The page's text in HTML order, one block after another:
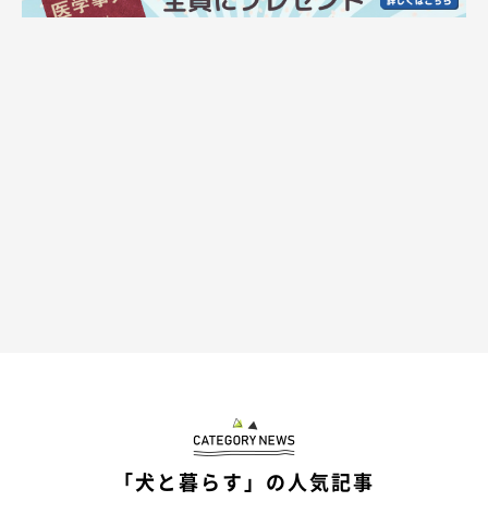
「犬と暮らす」の人気記事